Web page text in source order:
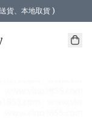
貨、本地取貨 )